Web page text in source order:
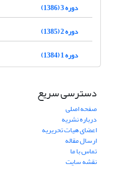
دوره 3 (1386)
دوره 2 (1385)
دوره 1 (1384)
دسترسی سریع
صفحه اصلی
درباره نشریه
اعضای هیات تحریریه
ارسال مقاله
تماس با ما
نقشه سایت